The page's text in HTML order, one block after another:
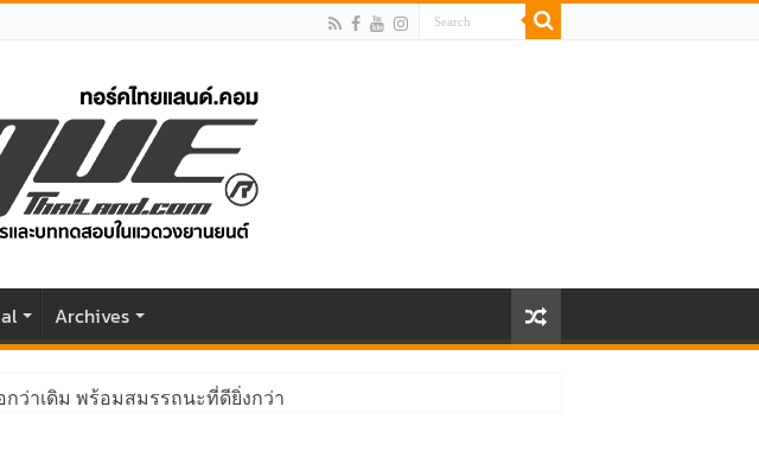
Archives
ว่าเดิม พร้อมสมรรถนะที่ดียิ่งกว่า
ารณ์ความเหนือระดับในเส้นทางประเทศจีน – เวียดนาม